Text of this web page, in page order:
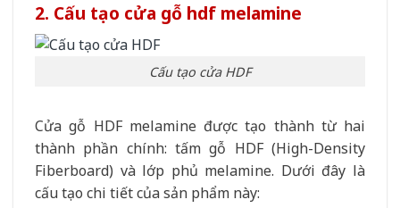
2. Cấu tạo cửa gỗ hdf melamine
Cấu tạo cửa HDF
Cửa gỗ HDF melamine được tạo thành từ hai
thành phần chính: tấm gỗ HDF (High-Density
Fiberboard) và lớp phủ melamine. Dưới đây là
cấu tạo chi tiết của sản phẩm này: